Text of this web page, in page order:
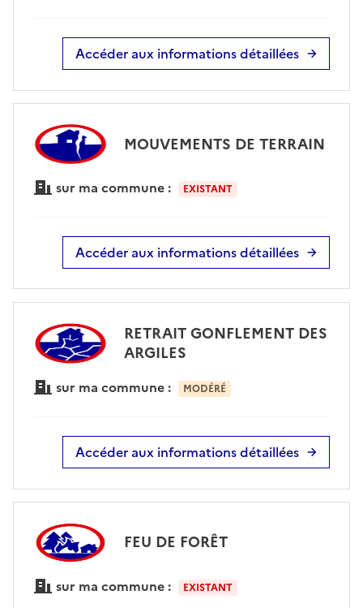
Accéder aux informations détaillées
MOUVEMENTS DE TERRAIN
sur ma commune : EXISTANT
Accéder aux informations détaillées
RETRAIT GONFLEMENT DES
ARGILES
sur ma commune : MODÉRÉ
Accéder aux informations détaillées
FEU DE FORÊT
sur ma commune : EXISTANT